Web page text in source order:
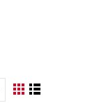
Ansicht